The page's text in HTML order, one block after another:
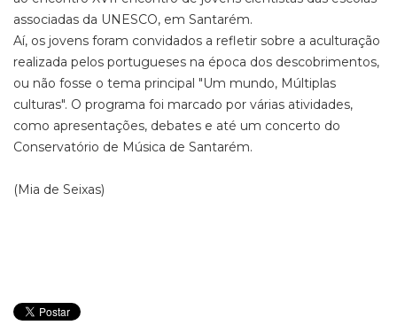
associadas da UNESCO, em Santarém.
Aí, os jovens foram convidados a refletir sobre a aculturação
realizada pelos portugueses na época dos descobrimentos,
ou não fosse o tema principal "Um mundo, Múltiplas
culturas". O programa foi marcado por várias atividades,
como apresentações, debates e até um concerto do
Conservatório de Música de Santarém.
(Mia de Seixas)